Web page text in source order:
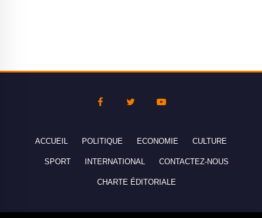
ACCUEIL POLITIQUE ECONOMIE CULTURE
SPORT INTERNATIONAL CONTACTEZ-NOUS
CHARTE ÉDITORIALE